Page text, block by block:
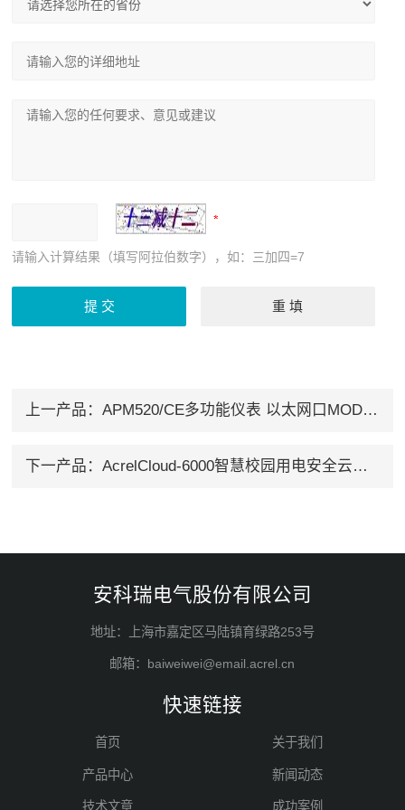
请输入计算结果（填写阿拉伯数字），如：三加四=7
上一产品： APM520/CE多功能仪表 以太网口MODBUS TCP协议
下一产品： AcrelCloud-6000智慧校园用电安全云平台
安科瑞电气股份有限公司
地址：上海市嘉定区马陆镇育绿路253号
邮箱：baiweiwei@email.acrel.cn
快速链接
首页 关于我们
产品中心 新闻动态
技术文章 成功案例